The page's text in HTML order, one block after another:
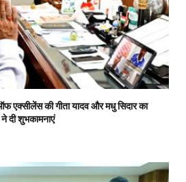
एक्सीलेंस की गीता यादव और मधु सिदार का
दी शुभकामनाएं